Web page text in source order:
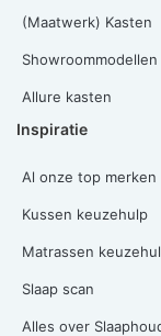
(Maatwerk) Kasten
Showroommodellen
Allure kasten
Inspiratie
Al onze top merken
Kussen keuzehulp
Matrassen
Slaap scan
Alles over